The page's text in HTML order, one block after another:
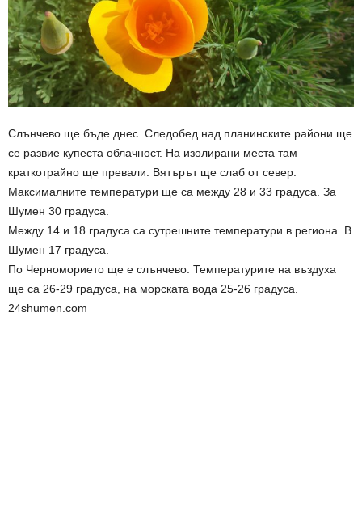
Слънчево ще бъде днес. Следобед над планинските райони ще
се развие купеста облачност. На изолирани места там
краткотрайно ще превали. Вятърът ще слаб от север.
Максималните температури ще са между 28 и 33 градуса. За
Шумен 30 градуса.
Между 14 и 18 градуса са сутрешните температури в региона. В
Шумен 17 градуса.
По Черноморието ще е слънчево. Температурите на въздуха
ще са 26-29 градуса, на морската вода 25-26 градуса.
24shumen.com